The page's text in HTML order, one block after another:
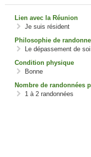
Lien avec la Réunion
Je suis résident
Philosophie de
Le dépassement de
Condition physique
Bonne
Nombre de randonnées
1 à 2 randonnées